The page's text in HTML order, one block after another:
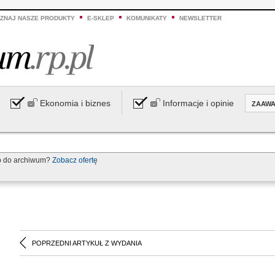
NASZE PRODUKTY E-SKLEP KOMUNIKATY NEWSLETTER
Ekonomia i biznes Informacje i opinie
do archiwum? Zobacz ofertę
POPRZEDNI ARTYKUŁ Z WYDANIA